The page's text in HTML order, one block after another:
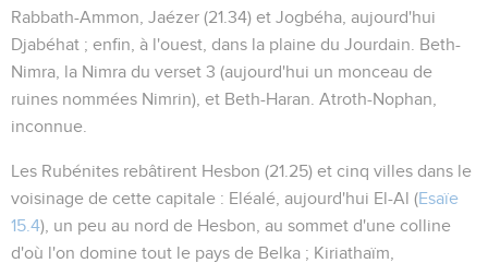
Rabbath-Ammon, Jaézer (21.34) et Jogbéha , aujourd'hui
Djabéhat ; enfin, à l'ouest, dans la plaine du Jourdain. Beth-
Nimra , la Nimra du verset 3 (aujourd'hui un monceau de
ruines nommées Nimrin), et Beth-Haran Atroth-Nophan
inconnue.
Les Rubénites rebâtirent Hesbon (21.25) et cinq villes dans le
voisinage de cette capitale : Eléalé , aujourd'hui El-Al (Esaïe
15.4), un peu au nord de Hesbon, au sommet d'une colline
d'où l'on domine tout le pays de Belka ; Kiriathaïm